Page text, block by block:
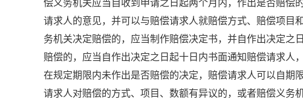
偿义务机关应当自收到申请之日起两个月内，作出是否赔偿
请求人的意见，并可以与赔偿请求人就赔偿方式、赔偿项
务机关决定赔偿的，应当制作赔偿决定书，并自作出决定
赔偿的，应当自作出决定之日起十日内书面通知赔偿请
在规定期限内未作出是否赔偿的决定，赔偿请求人可以自
请求人对赔偿的方式、项目、数额有异议的，或者赔偿义务